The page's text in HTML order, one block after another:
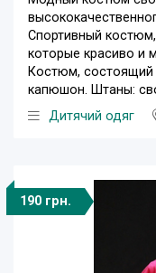
Спортивный
которые красиво и
Костюм, состоящий
капюшон. Штаны:
Дитячий одяг
190 грн.